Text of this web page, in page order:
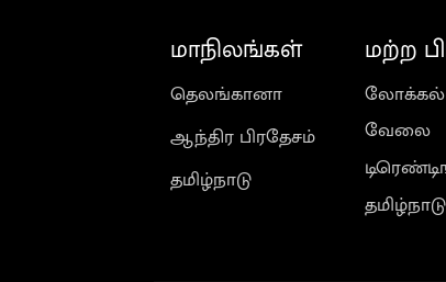
மாநிலங்கள்
தெலங்கானா
ஆந்திர பிரதேசம்
தமிழ்நாடு
மற்ற
லோக்கல்
வேலை
தமிழ்நாடு